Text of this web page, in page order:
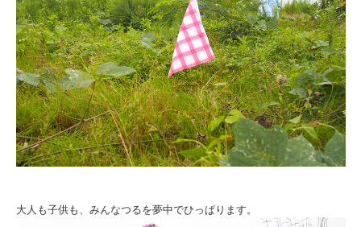
大人も子供も、みんなつるを夢中でひっぱります。